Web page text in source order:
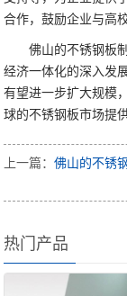
合作，鼓励企业与高
佛山的不锈钢板
经济一体化的深入发
有望进一步扩大规模
球的不锈钢板市场提
上一篇：佛山的不锈
热门产品